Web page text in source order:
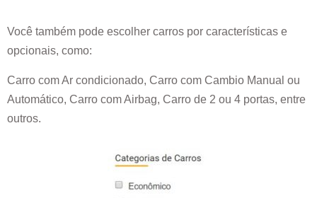
Você também pode escolher carros por características e
opcionais, como:
Carro com Ar condicionado, Carro com Cambio Manual ou
Automático, Carro com Airbag, Carro de 2 ou 4 portas, entre
outros.